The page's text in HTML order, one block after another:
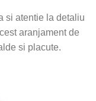
si atentie la detaliu
aranjament de
si placute.